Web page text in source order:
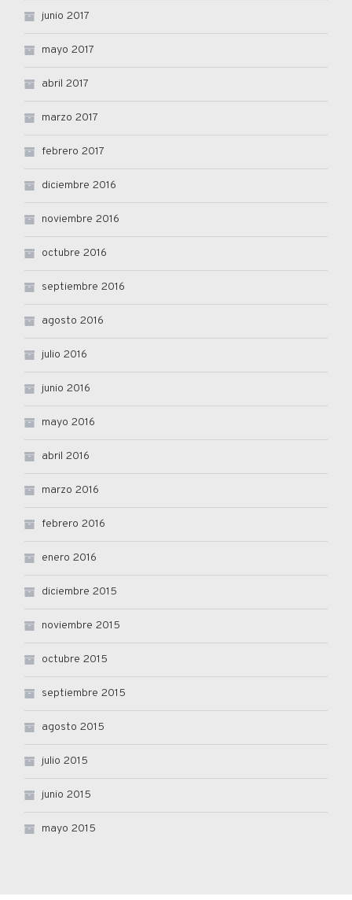
junio 2017
mayo 2017
abril 2017
marzo 2017
febrero 2017
diciembre 2016
noviembre 2016
octubre 2016
septiembre 2016
agosto 2016
julio 2016
junio 2016
mayo 2016
abril 2016
marzo 2016
febrero 2016
enero 2016
diciembre 2015
noviembre 2015
octubre 2015
septiembre 2015
agosto 2015
julio 2015
junio 2015
mayo 2015